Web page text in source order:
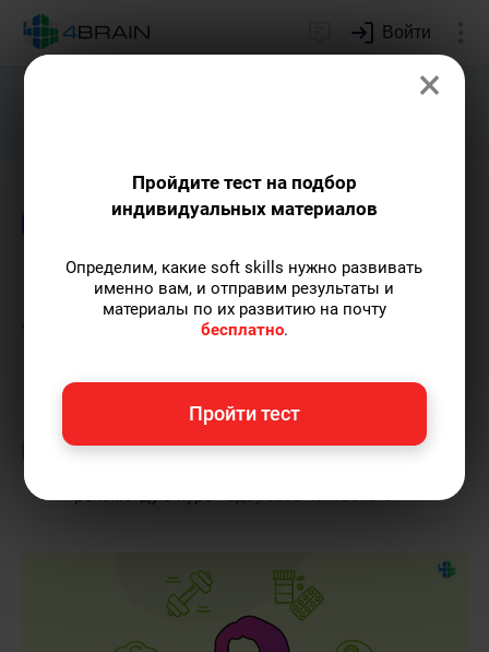
Войти
Подарим индивидуальный план
Непознанное Здоровье и красота
Биохакинг: «взламываем»
свой организм
Мадина Джиоева
— автор статей и курсов,
преподаватель английского, финансовый
волонтер.Пишу статьи по теме
×
Пройдите тест на подбор
индивидуальных материалов
Определим, какие soft skills нужно развивать
именно вам, и отправим результаты и
материалы по их развитию на почту
бесплатно.
Пройти тест